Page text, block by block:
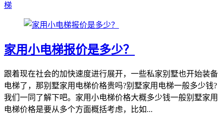
梯
家用小电梯报价是多少？
跟着现在社会的加快速度进行展开，一些私家别墅也开始装备
电梯了，那别墅家用电梯价格贵吗?别墅家用电梯一般多少钱?
我们一同了解下吧。家用小电梯价格大概多少钱一般别墅家用
电梯价格是要从多个方面概括考虑，比如...